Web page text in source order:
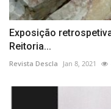
Exposição
Reitoria...
Revista Descla Jan 8, 2021